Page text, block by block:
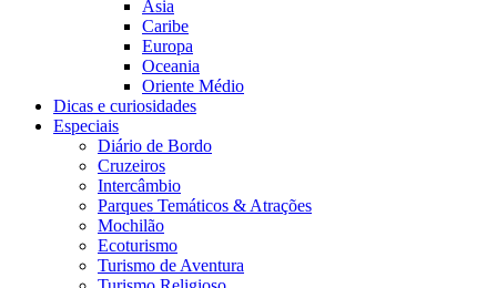
Ásia
Caribe
Europa
Oceania
Oriente Médio
Dicas e curiosidades
Especiais
Diário de Bordo
Cruzeiros
Intercâmbio
Parques Temáticos & Atrações
Mochilão
Ecoturismo
Turismo de Aventura